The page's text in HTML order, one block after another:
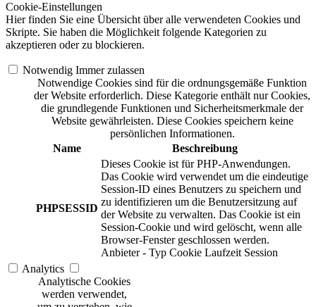
Cookie-Einstellungen
Hier finden Sie eine Übersicht über alle verwendeten Cookies und
Skripte. Sie haben die Möglichkeit folgende Kategorien zu
akzeptieren oder zu blockieren.
Notwendig Immer zulassen
Notwendige Cookies sind für die ordnungsgemäße Funktion
der Website erforderlich. Diese Kategorie enthält nur Cookies,
die grundlegende Funktionen und Sicherheitsmerkmale der
Website gewährleisten. Diese Cookies speichern keine
persönlichen Informationen.
Name
Beschreibung
PHPSESSID
Dieses Cookie ist für PHP-Anwendungen.
Das Cookie wird verwendet um die eindeutige
Session-ID eines Benutzers zu speichern und
zu identifizieren um die Benutzersitzung auf
der Website zu verwalten. Das Cookie ist ein
Session-Cookie und wird gelöscht, wenn alle
Browser-Fenster geschlossen werden.
Anbieter - Typ Cookie Laufzeit Session
Analytics
Analytische Cookies
werden verwendet,